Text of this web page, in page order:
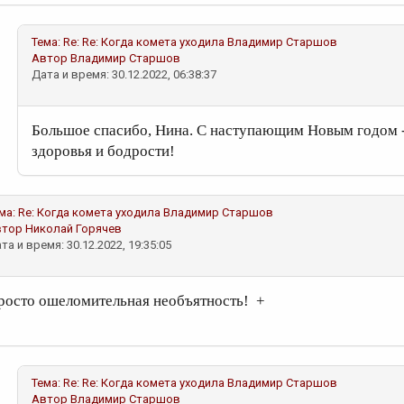
Тема: Re: Re: Когда комета уходила Владимир Старшов
Автор Владимир Старшов
Дата и время: 30.12.2022, 06:38:37
Большое спасибо, Нина. С наступающим Новым годом
здоровья и бодрости!
Re: Когда комета уходила Владимир Старшов
Николай Горячев
и время: 30.12.2022, 19:35:05
ошеломительная необъятность! +
Тема: Re: Re: Когда комета уходила Владимир Старшов
Автор Владимир Старшов